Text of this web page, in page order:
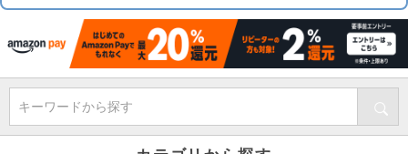
キーワードから探す